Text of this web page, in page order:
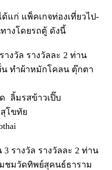
ด้แก่ แพ็คเกจท่องเที่ยวไป-
างโดยรถตู้ ดังนี้
างวัล รางวัลละ 2 ท่าน
ทำผ้าหมักโคลน ตุ๊กตา
ลิ้มรสข้าวเปิ๊บ
โขทัย
รางวัล รางวัลละ 2 ท่าน
ชมวัดทิพย์สุคนธ์ธาราม